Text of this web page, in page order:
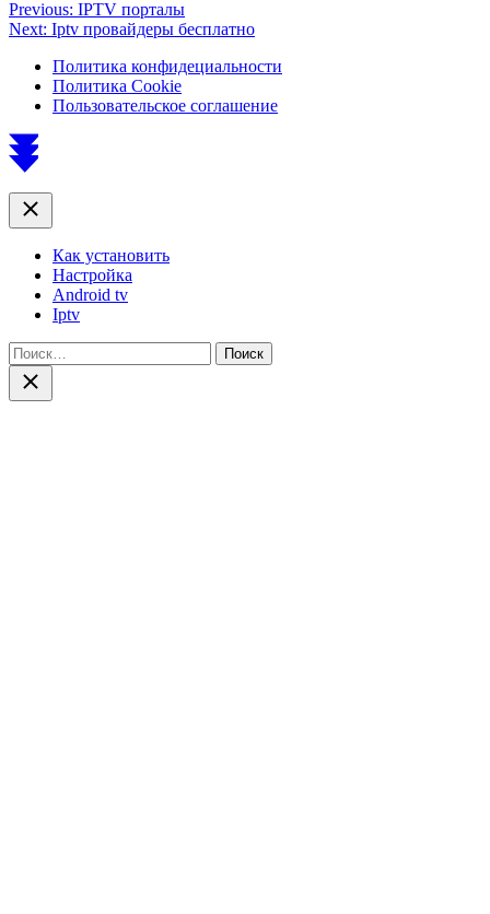
Навигация
по
записям
Previous: IPTV порталы
Next: Iptv провайдеры бесплатно
Политика конфидециальности
Политика Cookie
Пользовательское соглашение
Scroll
to
Close
Как установить
Настройка
Android tv
Iptv
Найти:
Close
search